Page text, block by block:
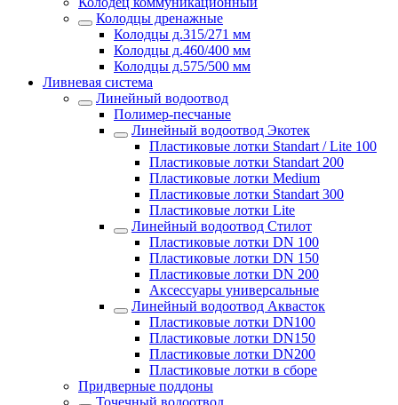
Колодцы дренажные
Колодцы д.315/271 мм
Колодцы д.460/400 мм
Колодцы д.575/500 мм
Ливневая система
Линейный водоотвод
Полимер-песчаные
Линейный водоотвод Экотек
Пластиковые лотки Standart / Lite 100
Пластиковые лотки Standart 200
Пластиковые лотки Medium
Пластиковые лотки Standart 300
Пластиковые лотки Lite
Линейный водоотвод Стилот
Пластиковые лотки DN 100
Пластиковые лотки DN 150
Пластиковые лотки DN 200
Аксессуары универсальные
Линейный водоотвод Аквасток
Пластиковые лотки DN100
Пластиковые лотки DN150
Пластиковые лотки DN200
Пластиковые лотки в сборе
Придверные поддоны
Точечный водоотвод